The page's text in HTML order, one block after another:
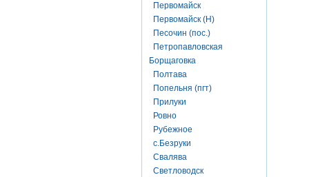
Первомайск
Первомайск (Н)
Песочин (пос.)
Петропавловская
Борщаговка
Полтава
Попельня (пгт)
Прилуки
Ровно
Рубежное
с.Безруки
Свалява
Светловодск